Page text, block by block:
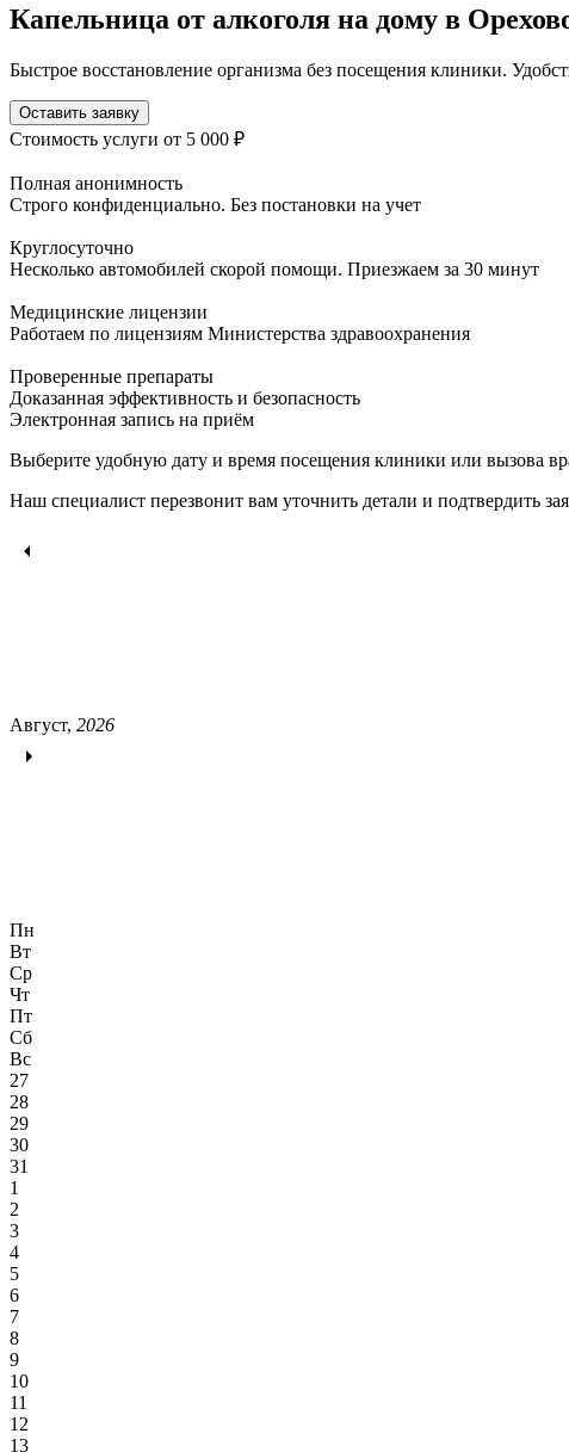
Капельница от алкоголя на дому в
Быстрое восстановление организма без посещения клиники.
Оставить заявку
Стоимость услуги от 5 000 ₽
Полная анонимность
Строго конфиденциально. Без постановки на учет
Круглосуточно
Несколько автомобилей скорой помощи. Приезжаем за 30 минут
Медицинские лицензии
Работаем по лицензиям Министерства здравоохранения
Проверенные препараты
Доказанная эффективность и безопасность
Электронная запись на приём
Выберите удобную дату и время посещения клиники или вызова
Наш специалист перезвонит вам уточнить детали и подтвердить
Август, 2026
Пн
Вт
Ср
Чт
Пт
Сб
Вс
27
28
29
30
31
1
2
3
4
5
6
7
8
9
10
11
12
13